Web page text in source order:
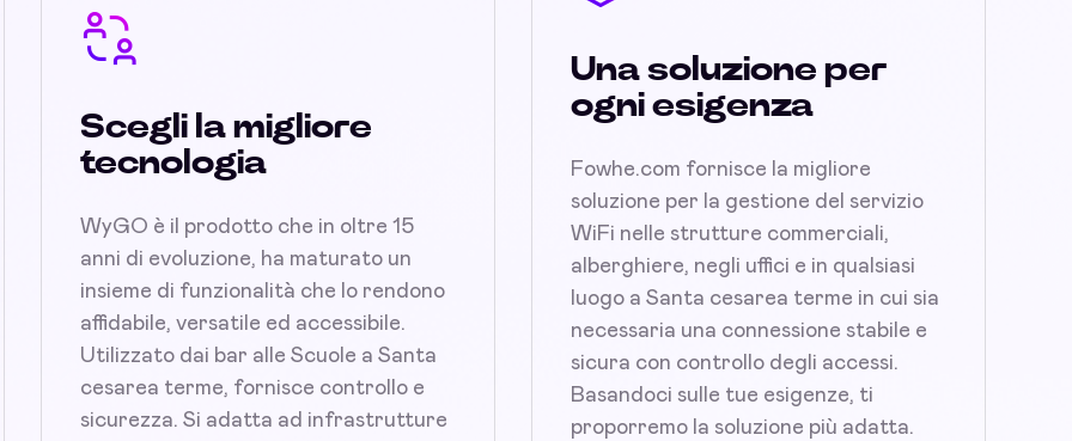
Scegli la migliore
tecnologia
WyGO è il prodotto che in oltre 15
anni di evoluzione, ha maturato un
insieme di funzionalità che lo rendono
affidabile, versatile ed accessibile.
Utilizzato dai bar alle Scuole a Santa
cesarea terme, fornisce controllo e
sicurezza. Si adatta ad infrastrutture
Una soluzione per
ogni esigenza
Fowhe.com fornisce la migliore
soluzione per la gestione del servizio
WiFi nelle strutture commerciali,
alberghiere, negli uffici e in qualsiasi
luogo a Santa cesarea terme in cui sia
necessaria una connessione stabile e
sicura con controllo degli accessi.
Basandoci sulle tue esigenze, ti
proporremo la soluzione più adatta.